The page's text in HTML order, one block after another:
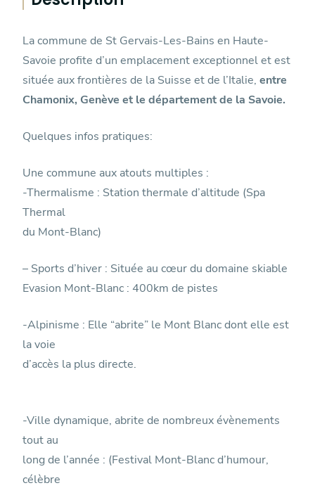
La commune de St Gervais-Les-Bains en Haute-
Savoie profite d’un emplacement exceptionnel et est
située aux frontières de la Suisse et de l’Italie, entre
Chamonix, Genève et le département de la Savoie.
Quelques infos pratiques:
Une commune aux atouts multiples :
-Thermalisme : Station thermale d’altitude (Spa
Thermal
du Mont-Blanc)
– Sports d’hiver : Située au cœur du domaine skiable
Evasion Mont-Blanc : 400km de pistes
-Alpinisme : Elle “abrite” le Mont Blanc dont elle est
la voie
d’accès la plus directe.
-Ville dynamique, abrite de nombreux évènements
tout au
long de l’année : (Festival Mont-Blanc d’humour,
célèbre